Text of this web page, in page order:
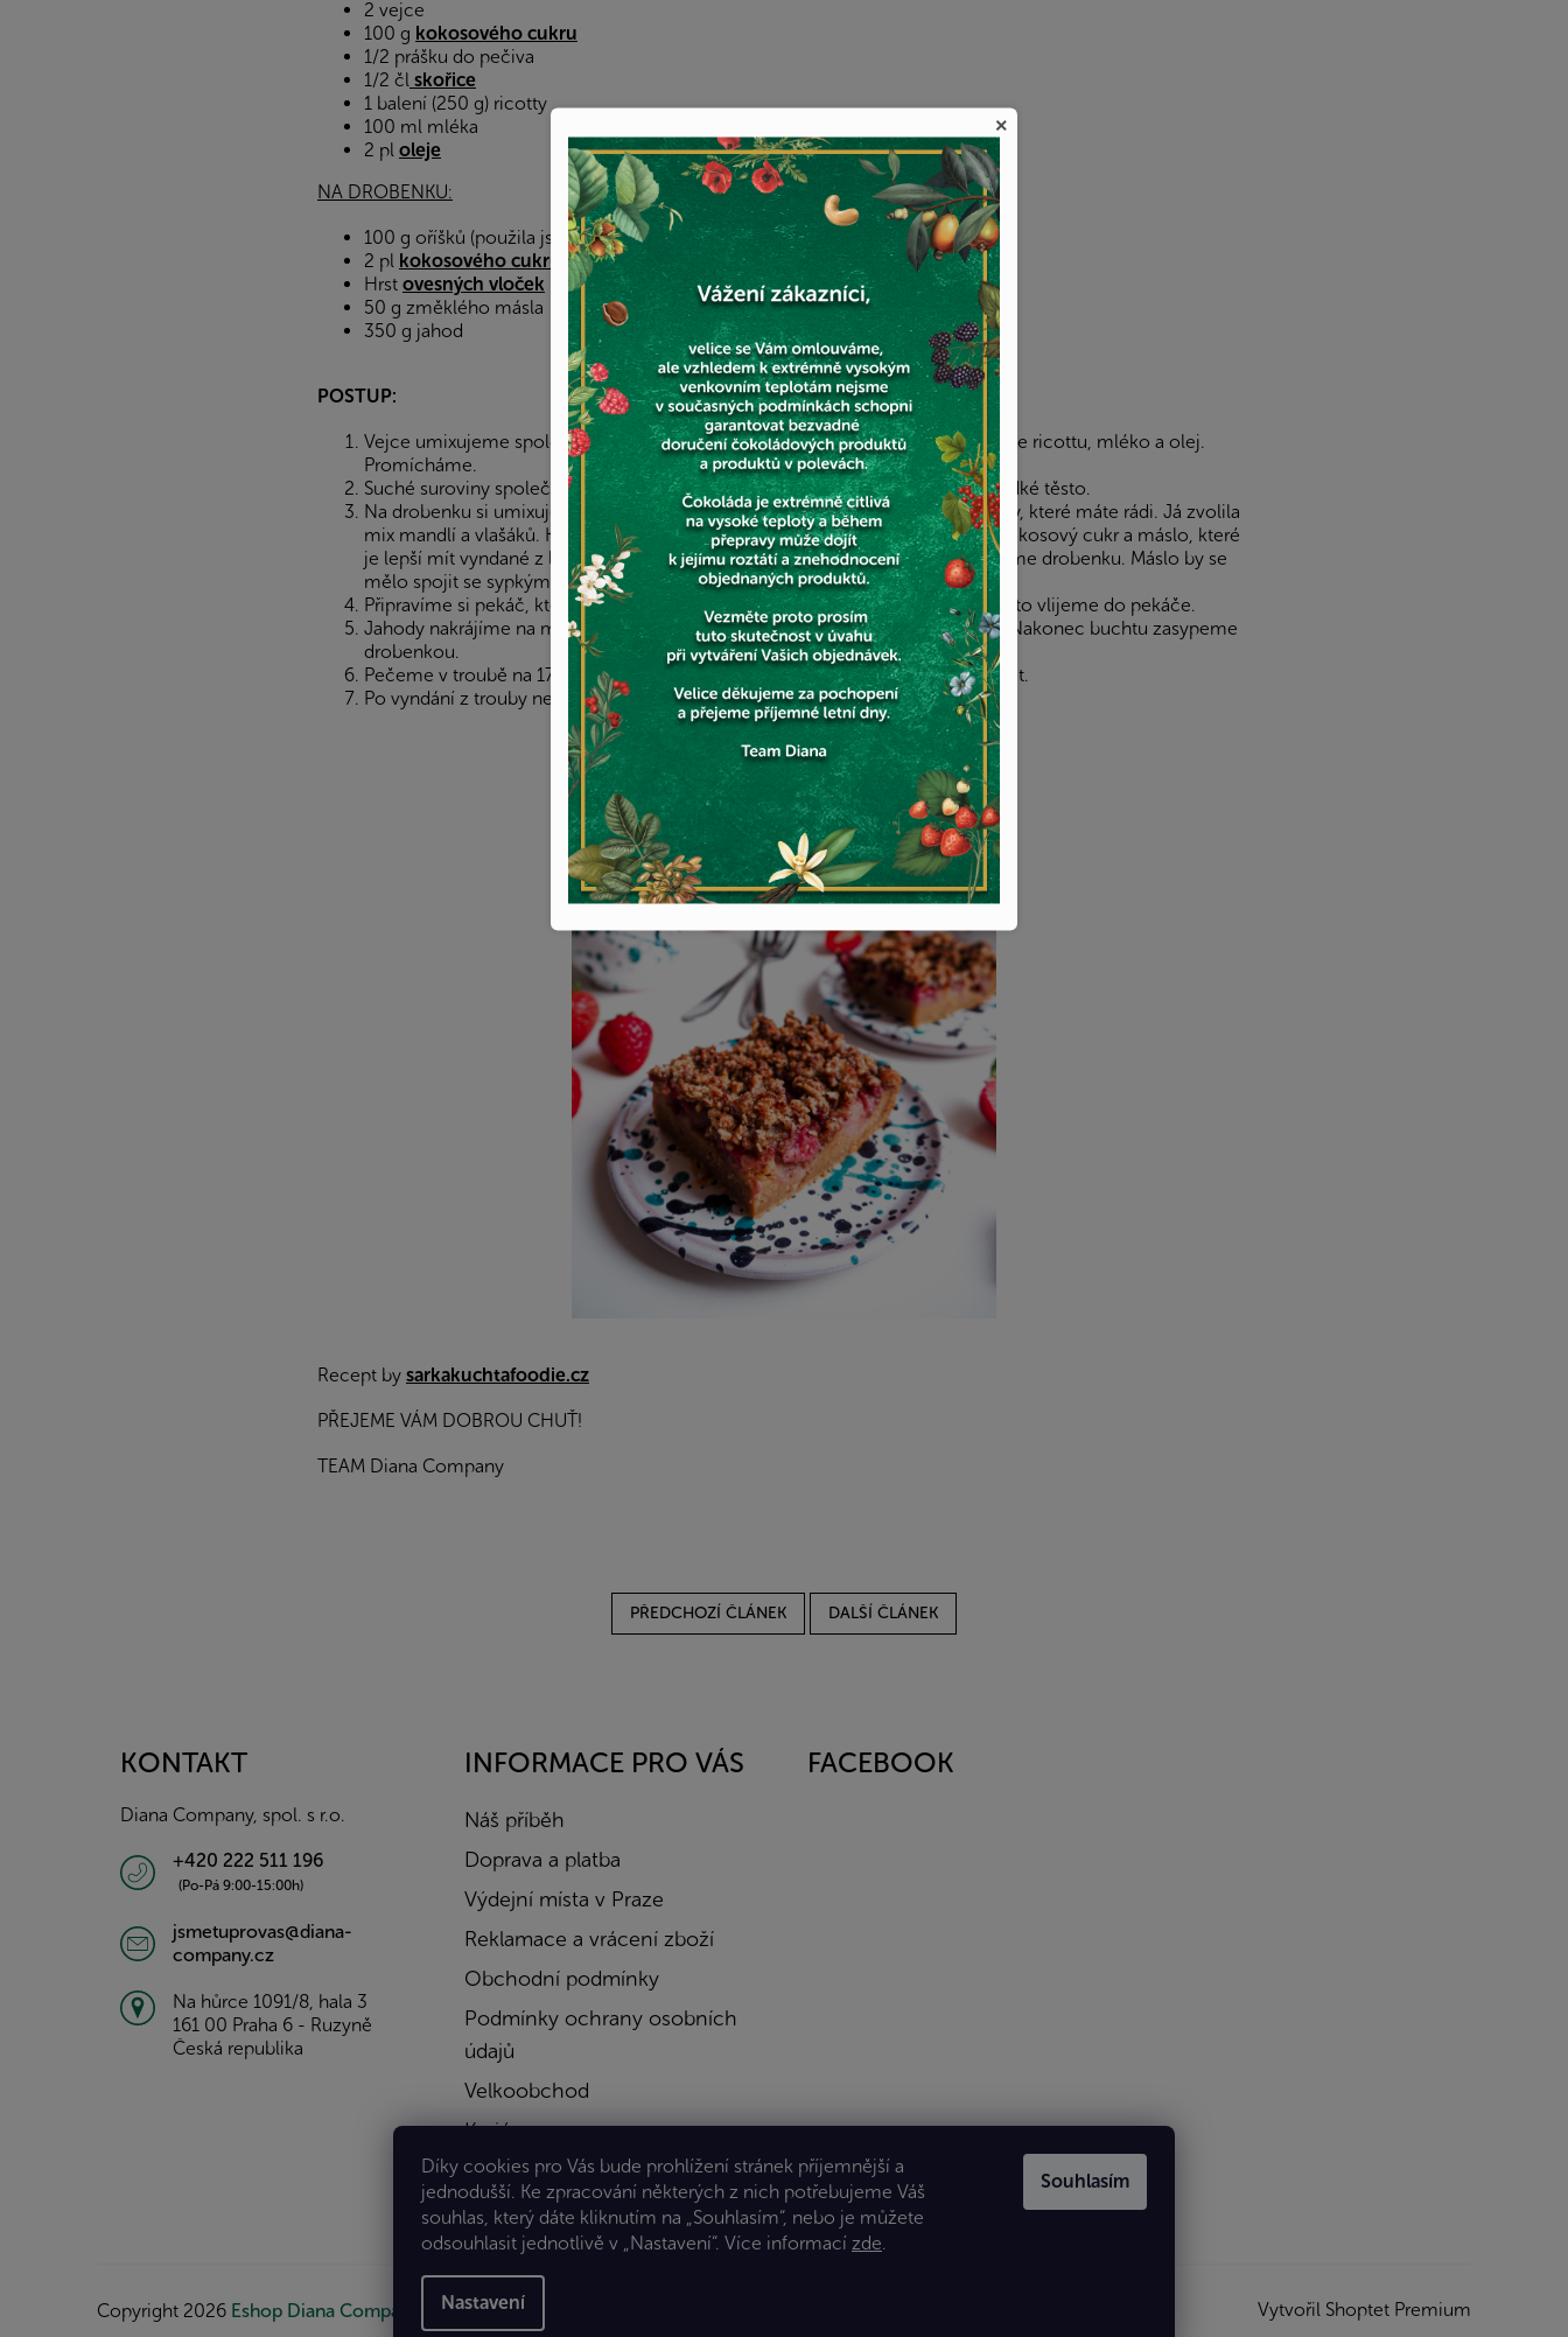
Díky cookies pro Vás bude prohlížení stránek příjemnější a
jednodušší. Ke zpracování některých z nich potřebujeme Váš
souhlas, který dáte kliknutím na „Souhlasím“, nebo je můžete
odsouhlasit jednotlivě v „Nastavení“. Více informací zde.
Nastavení
Souhlasím
2 vejce
100 g kokosového cukru
1/2 prášku do pečiva
1/2 čl skořice
1 balení (250 g) ricotty
100 ml mléka
2 pl oleje
NA DROBENKU:
100 g oříšků (použila jsem 50 gmandlí a 50 g vlašských ořechů )
2 pl kokosového cukru
Hrst ovesných vloček
50 g změklého másla
350 g jahod
POSTUP:
Vejce umixujeme společně s kokosovým cukrem do hladké pěny. Poté přidáme ricottu, mléko a olej.
Promícháme.
Suché suroviny společně smícháme a přidáme k tekuté směsi. Umícháme hladké těsto.
Na drobenku si umixujeme naší směs ořechů na mouku. Použít můžete ořechy, které máte rádi. Já zvolila
mix mandlí a vlašáků. K namletým ořechům přidáme vločky, nejlépe jemné, kokosový cukr a máslo, které
je lepší mít vyndané z lednice předem, aby bylo měkké. Konečky prstů vytvoříme drobenku. Máslo by se
mělo spojit se sypkými surovinami.
Připravíme si pekáč, který vymažeme olejem a posypeme trochou mouky. Těsto vlijeme do pekáče.
Jahody nakrájíme na menší kousky a nasypeme je rovnoměrně na celé těsto. Nakonec buchtu zasypeme
drobenkou.
Pečeme v troubě na 175 stupňů cca 40-45 minut. Drobenka by se neměla spálit.
Po vyndání z trouby necháme vychladnout a poté můžeme podávat.
Recept by sarkakuchtafoodie.cz
PŘEJEME VÁM DOBROU CHUŤ!
TEAM Diana Company
PŘEDCHOZÍ ČLÁNEK DALŠÍ ČLÁNEK
KONTAKT
Diana Company, spol. s r.o.
+420 222 511 196
(Po-Pá 9:00-15:00h)
jsmetuprovas@diana-
company.cz
Na hůrce 1091/8, hala 3
161 00 Praha 6 - Ruzyně
Česká republika
INFORMACE PRO VÁS
Náš příběh
Doprava a platba
Výdejní místa v Praze
Reklamace a vrácení zboží
Obchodní podmínky
Podmínky ochrany osobních
údajů
Velkoobchod
Kariéra
Kontakty
FACEBOOK
Vytvořil Shoptet Premium
Copyright 2026 Eshop Diana Company, spol. s r.o.. Všechna práva vyhrazena.
×